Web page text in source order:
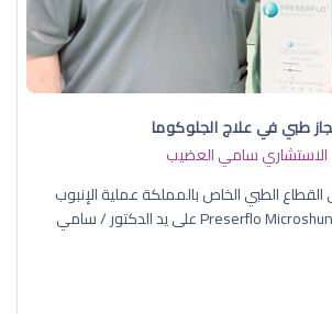
طبي في علاج الجلوكوما
الاستشاري سامي العضيب
الطبي الخاص بالمملكة عملية الإنبوب
المجهري "بريسرفلو" Preserflo Microshunt على يد الدكتور / سامي